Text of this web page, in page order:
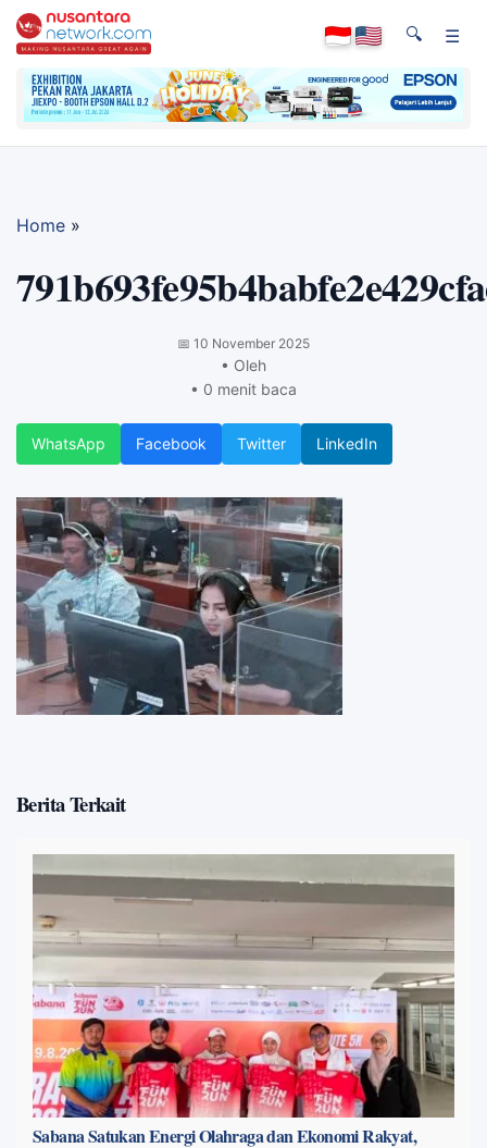
🔍 ☰
Home »
📅 10 November 2025
• Oleh
• 0 menit baca
WhatsApp Facebook Twitter LinkedIn
Berita Terkait
Sabana Satukan Energi Olahraga dan Ekonomi Rakyat,